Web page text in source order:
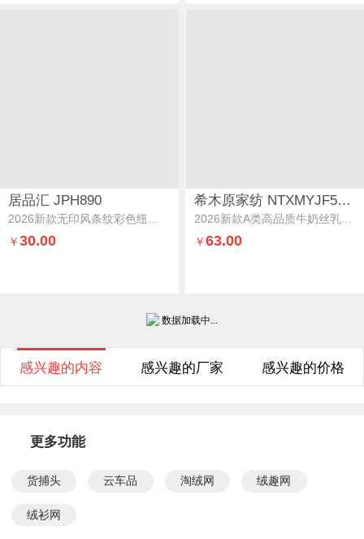
居品汇 JPH890
￥30.00
希木原家纺 NTXMYJF50860
2026新款A类高品质牛奶丝乳胶记忆海绵垫-萌萌虎（版权自有，侵权必究）萌萌虎-蓝5cm
￥ 63.00
数据加载中...
感兴趣的内容 感兴趣的厂家 感兴趣的价格
更多功能
货捕头 云车品 淘绒网 绒趣网
绒衫网